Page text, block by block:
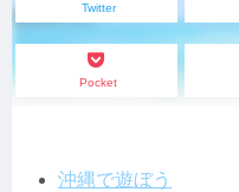
Twitter
Pocket
沖縄で遊ぼう